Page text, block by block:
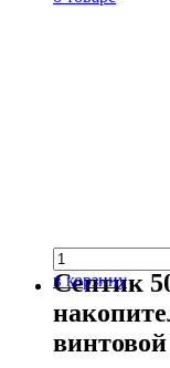
в корзину
Септик